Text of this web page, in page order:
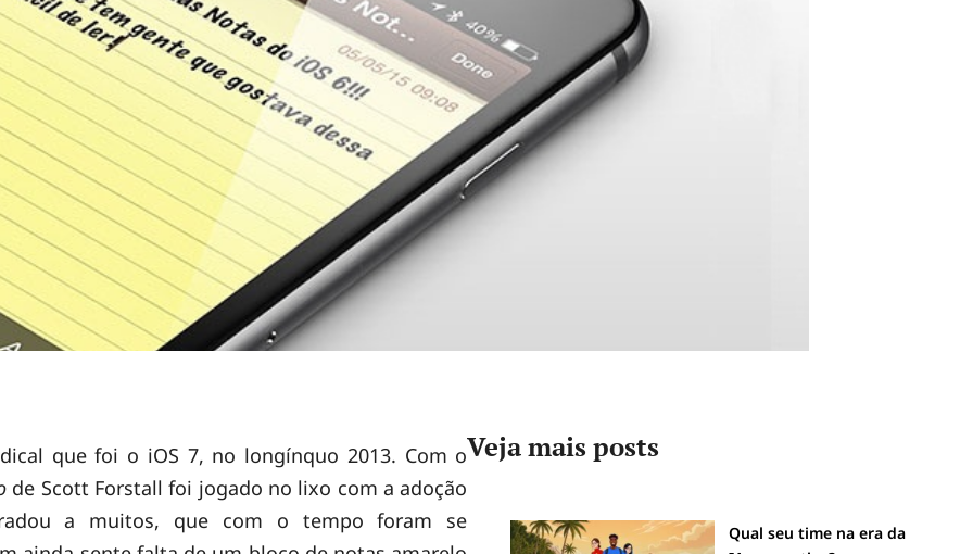
que foi o iOS 7, no longínquo 2013. Com o
de Scott Forstall foi jogado no lixo com a adoção
a muitos, que com o tempo foram se
Veja mais posts
Qual seu time na era da